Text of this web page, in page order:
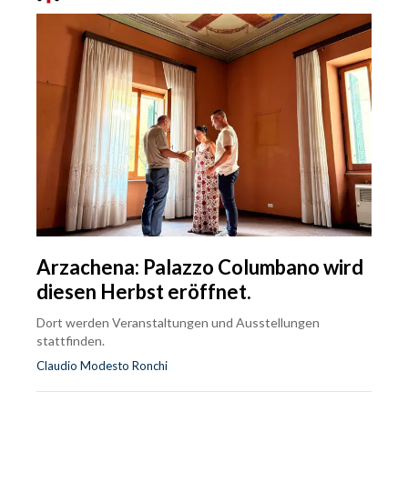
Arzachena: Palazzo Columbano wird
diesen Herbst eröffnet.
Dort werden Veranstaltungen und Ausstellungen
stattfinden.
Claudio Modesto Ronchi